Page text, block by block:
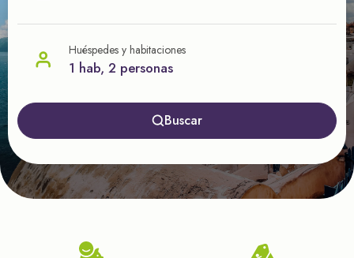
nuestras ofertas
Huéspedes y habitaciones
1 hab, 2 personas
Buscar